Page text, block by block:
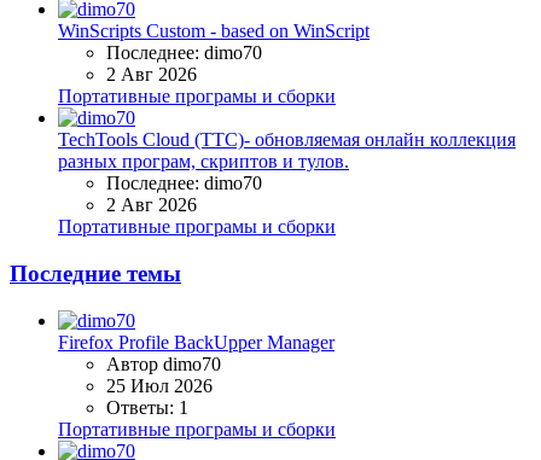
WinScripts Custom - based on WinScript
Последнее: dimo70
2 Авг 2026
Портативные програмы и сборки
TechTools Cloud (TTC)- обновляемая онлайн коллекция
разных програм, скриптов и тулов.
Последнее: dimo70
2 Авг 2026
Портативные програмы и сборки
Последние темы
Firefox Profile BackUpper Manager
Автор dimo70
25 Июл 2026
Ответы: 1
Портативные програмы и сборки